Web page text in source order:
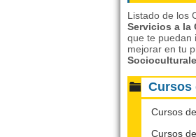
Listado de los
Servicios a la
que te puedan
mejorar en tu
Cursos
Cursos
Cursos